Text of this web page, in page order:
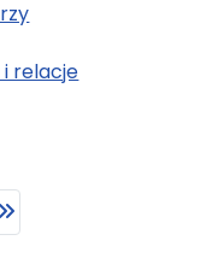
relacje